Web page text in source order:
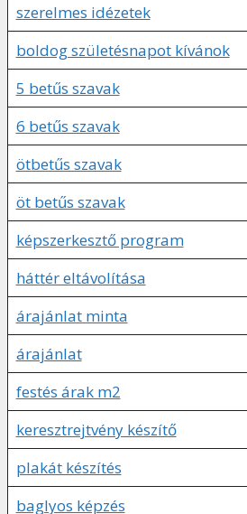
szerelmes idézetek
boldog születésnapot kívánok
5 betűs szavak
6 betűs szavak
ötbetűs szavak
öt betűs szavak
képszerkesztő program
háttér eltávolítása
árajánlat minta
árajánlat
festés árak m2
keresztrejtvény készítő
plakát készítés
baglyos képzés